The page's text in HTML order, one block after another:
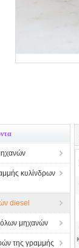
κυλίνδρων
diesel
μηχανών
της γραμμής